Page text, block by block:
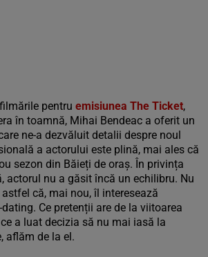
pentru emisiunea The Ticket,
în toamnă, Mihai Bendeac a oferit un
ne-a dezvăluit detalii despre noul
a actorului este plină, mai ales că
sezon din Băieți de oraș. În privința
actorul nu a găsit încă un echilibru. Nu
că, mai nou, îl interesează
Ce pretenții are de la viitoarea
a luat decizia să nu mai iasă la
aflăm de la el.